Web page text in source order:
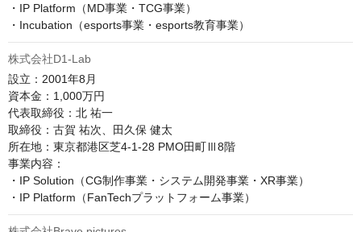
・IP Platform（MD事業・TCG事業）
株式会社D1-Lab
設立：2001年8月
資本金：1,000万円
代表取締役：北 祐一
取締役：古賀 祐次、田久保 健太
所在地：東京都港区芝4-1-28 PMO田町Ⅲ8階
事業内容：
・IP Solution（CG制作事業・システム開発事業・XR事業）
・IP Platform（FanTechプラットフォーム事業）